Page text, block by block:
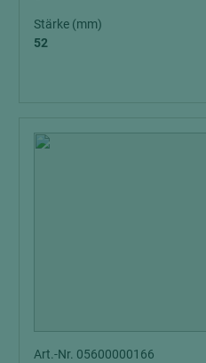
Stärke (mm)
52
Art.-Nr. 05600000166